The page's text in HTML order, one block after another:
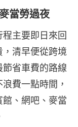
當勞過夜
主要即日來回
清早便從跨境
省車費的路線
費一點時間，
、網吧、麥當